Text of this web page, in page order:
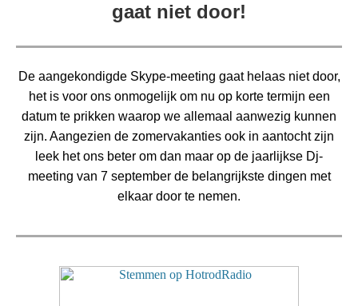
gaat niet door!
De aangekondigde Skype-meeting gaat helaas niet door,
het is voor ons onmogelijk om nu op korte termijn een
datum te prikken waarop we allemaal aanwezig kunnen
zijn. Aangezien de zomervakanties ook in aantocht zijn
leek het ons beter om dan maar op de jaarlijkse Dj-
meeting van 7 september de belangrijkste dingen met
elkaar door te nemen.